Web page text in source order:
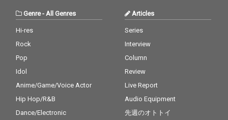
Genre- All Genres
Hi-res
Rock
Pop
Idol
Anime/Game/Voice Actor
Hip Hop/R&B
Dance/Electronic
Articles
Series
Interview
Column
Review
Live Report
Audio Equipment
先週のオトトイ